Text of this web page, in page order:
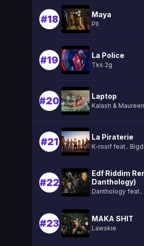
#18 Maya
Pll
#19 La Police
Tks 2g
#20 Laptop
Kalash & Maureen
#21 La Piraterie
K-rosif feat..
#22
Edf Riddim
Danthology)
Danthology feat..
#23 MAKA SHIT
Lawskie